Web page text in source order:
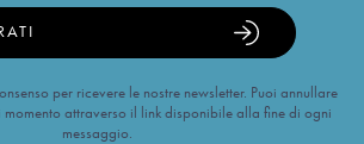
per ricevere le nostre newsletter. Puoi annullare
momento attraverso il link disponibile alla fine di ogni
messaggio.